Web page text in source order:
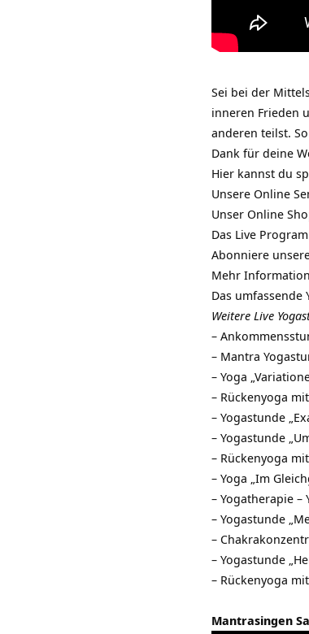
Sei bei der
inneren Frieden
anderen teilst.
Dank für deine
Hier kannst du
Unsere Online
Unser Online
Das Live
Abonniere
Mehr
Das umfassende
Weitere Live
–
– Mantra
– Yoga
– Rückenyoga
– Yogastunde
– Yogastunde
– Rückenyoga
– Yoga „Im
– Yogatherapie –
– Yogastunde
–
– Yogastunde
– Rückenyoga
Mantrasingen